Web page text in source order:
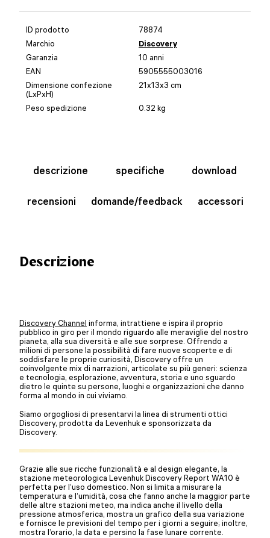
ID prodotto
78874
Marchio
Discovery
Garanzia
10 anni
EAN
5905555003016
Dimensione confezione
(LxPxH)
21x13x3 cm
Peso spedizione 0.32 kg
descrizione specifiche download
recensioni domande/feedback accessori
Descrizione
Discovery Channel informa, intrattiene e ispira il proprio
pubblico in giro per il mondo riguardo alle meraviglie del nostro
pianeta, alla sua diversità e alle sue sorprese. Offrendo a
milioni di persone la possibilità di fare nuove scoperte e di
soddisfare le proprie curiosità, Discovery offre un
coinvolgente mix di narrazioni, articolate su più generi: scienza
e tecnologia, esplorazione, avventura, storia e uno sguardo
dietro le quinte su persone, luoghi e organizzazioni che danno
forma al mondo in cui viviamo.
Siamo orgogliosi di presentarvi la linea di strumenti ottici
Discovery, prodotta da Levenhuk e sponsorizzata da
Discovery.
Grazie alle sue ricche funzionalità e al design elegante, la
stazione meteorologica Levenhuk Discovery Report WA10 è
perfetta per l’uso domestico. Non si limita a misurare la
temperatura e l’umidità, cosa che fanno anche la maggior parte
delle altre stazioni meteo, ma indica anche il livello della
pressione atmosferica, mostra un grafico della sua variazione
e fornisce le previsioni del tempo per i giorni a seguire; inoltre,
mostra l’orario, la data e persino la fase lunare corrente.